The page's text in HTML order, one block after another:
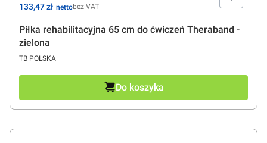
Piłka rehabilitacyjna 65 cm do ćwiczeń Theraband -
zielona
PRODUCENT
TB POLSKA
Cena
133,47 zł bez VAT
Do koszyka